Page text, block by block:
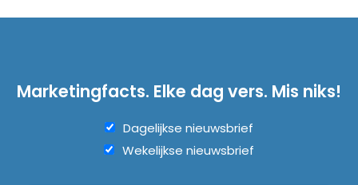
Marketingfacts. Elke dag vers. Mis niks!
Dagelijkse nieuwsbrief
Wekelijkse nieuwsbrief